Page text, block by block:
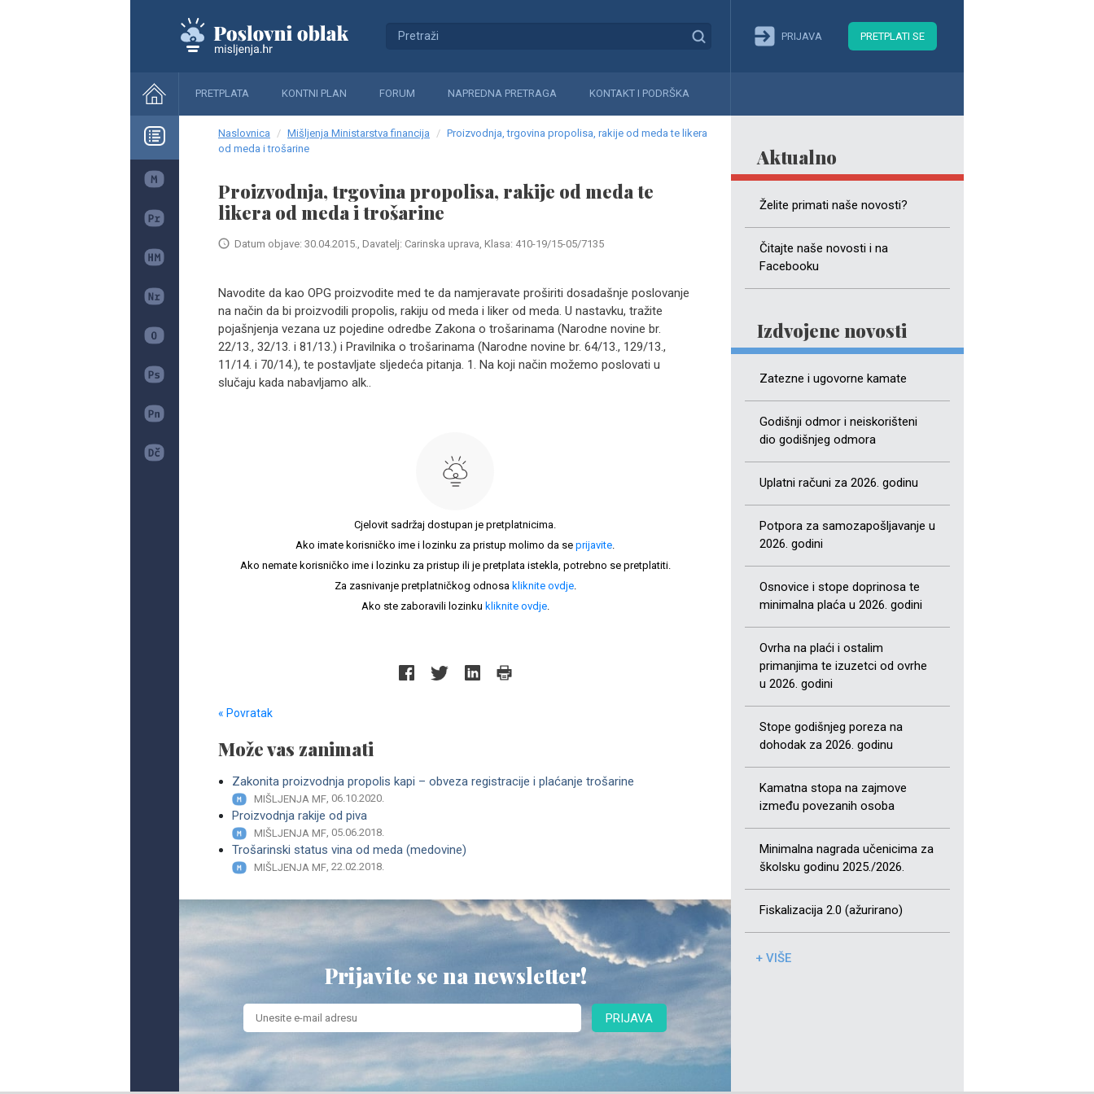
PRIJAVA PRETPLATI SE
PRETPLATA KONTNI PLAN FORUM NAPREDNA PRETRAGA KONTAKT I PODRŠKA
Aktualno
Želite primati naše novosti?
Čitajte naše novosti i na
Facebooku
Izdvojene novosti
Zatezne i ugovorne kamate
Godišnji odmor i neiskorišteni
dio godišnjeg odmora
Uplatni računi za 2026. godinu
Potpora za samozapošljavanje u
2026. godini
Osnovice i stope doprinosa te
minimalna plaća u 2026. godini
Ovrha na plaći i ostalim
primanjima te izuzetci od ovrhe
u 2026. godini
Stope godišnjeg poreza na
dohodak za 2026. godinu
Kamatna stopa na zajmove
između povezanih osoba
Minimalna nagrada učenicima za
školsku godinu 2025./2026.
Fiskalizacija 2.0 (ažurirano)
+ VIŠE
Naslovnica Mišljenja Ministarstva financija
Proizvodnja, trgovina propolisa, rakije od meda te likera
od meda i trošarine
Proizvodnja, trgovina propolisa, rakije od meda te
likera od meda i trošarine
Datum objave: 30.04.2015., Davatelj: Carinska uprava, Klasa: 410-19/15-05/7135
Navodite da kao OPG proizvodite med te da namjeravate proširiti dosadašnje poslovanje
na način da bi proizvodili propolis, rakiju od meda i liker od meda. U nastavku, tražite
pojašnjenja vezana uz pojedine odredbe Zakona o trošarinama (Narodne novine br.
22/13., 32/13. i 81/13.) i Pravilnika o trošarinama (Narodne novine br. 64/13., 129/13.,
11/14. i 70/14.), te postavljate sljedeća pitanja. 1. Na koji način možemo poslovati u
slučaju kada nabavljamo alk..
Cjelovit sadržaj dostupan je pretplatnicima.
Ako imate korisničko ime i lozinku za pristup molimo da se prijavite.
Ako nemate korisničko ime i lozinku za pristup ili je pretplata istekla, potrebno se pretplatiti.
Za zasnivanje pretplatničkog odnosa kliknite ovdje.
Ako ste zaboravili lozinku kliknite ovdje.
« Povratak
Može vas zanimati
Zakonita proizvodnja propolis kapi – obveza registracije i plaćanje trošarine
MIŠLJENJA MF, 06.10.2020.
Proizvodnja rakije od piva
MIŠLJENJA MF, 05.06.2018.
Trošarinski status vina od meda (medovine)
MIŠLJENJA MF, 22.02.2018.
Prijavite se na newsletter!
PRIJAVA